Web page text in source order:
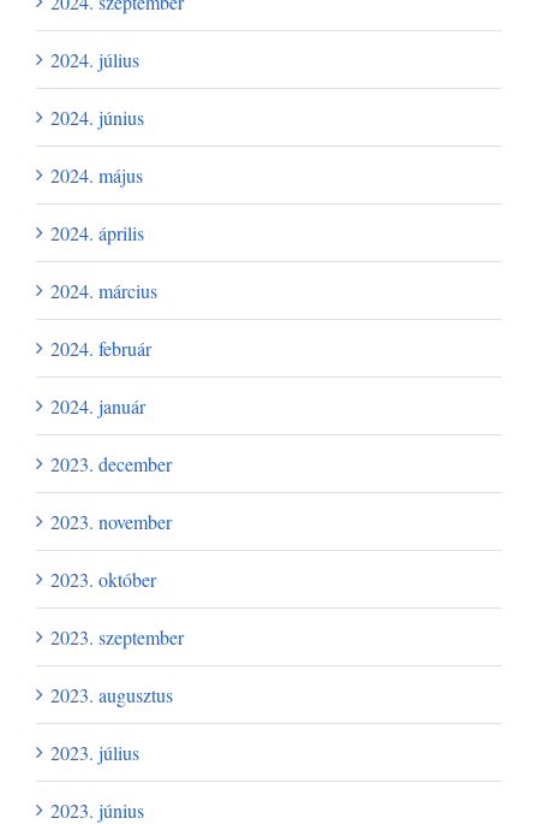
2024. július
2024. június
2024. május
2024. április
2024. március
2024. február
2024. január
2023. december
2023. november
2023. október
2023. szeptember
2023. augusztus
2023. július
2023. június